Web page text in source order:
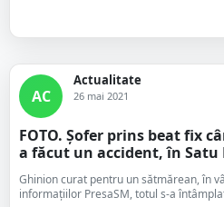
AC
Actualitate
26 mai 2021
FOTO. Șofer prins beat fix
a făcut un accident, în Satu
Ghinion curat pentru un sătmărean, în
informațiilor PresaSM, totul s-a